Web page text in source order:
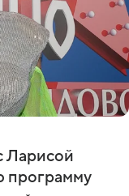
Ларисой
программу